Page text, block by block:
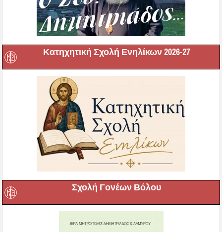
Κατηχητική Σχολή Ενηλίκων 2026-27
Σχολή Γονέων Βόλου